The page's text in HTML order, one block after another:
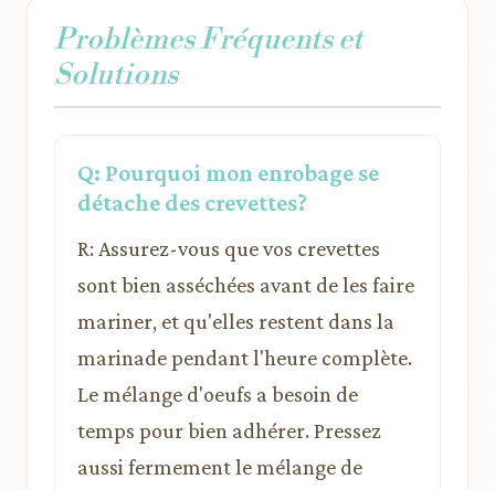
Problèmes Fréquents et
Solutions
Q: Pourquoi mon enrobage se
détache des crevettes?
R: Assurez-vous que vos crevettes
sont bien asséchées avant de les faire
mariner, et qu'elles restent dans la
marinade pendant l'heure complète.
Le mélange d'oeufs a besoin de
temps pour bien adhérer. Pressez
aussi fermement le mélange de